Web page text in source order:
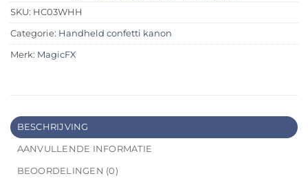
SKU: HC03WHH
Categorie: Handheld confetti kanon
Merk: MagicFX
BESCHRIJVING
AANVULLENDE INFORMATIE
BEOORDELINGEN (0)